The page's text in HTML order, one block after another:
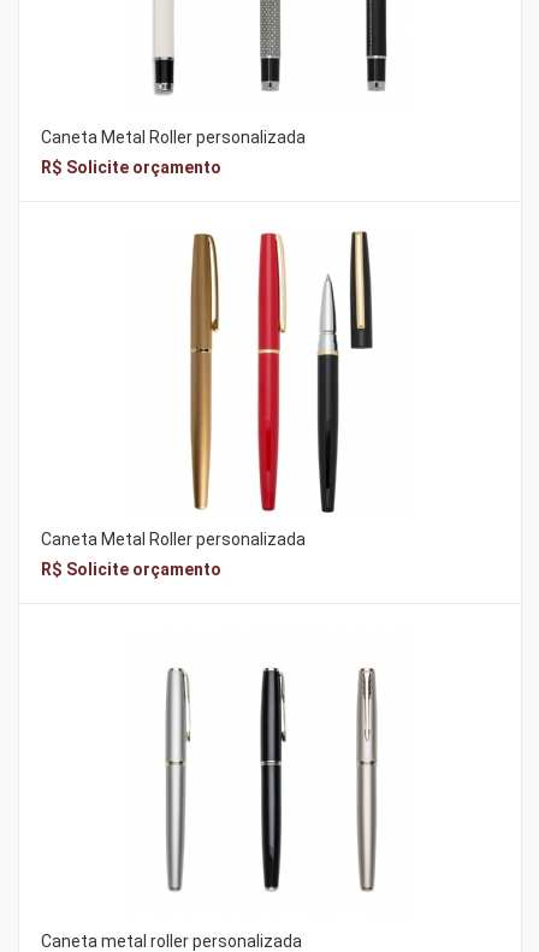
Caneta Metal Roller personalizada
R$ Solicite orçamento
Caneta Metal Roller personalizada
R$ Solicite orçamento
Caneta metal roller personalizada